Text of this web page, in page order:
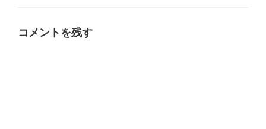
コメントを残す